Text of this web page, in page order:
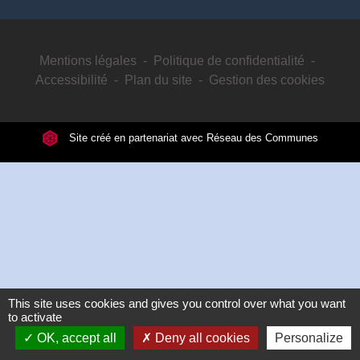
Mentions légales - Politique de confidentialité -
Accessibilité - Plan du site - Gestion des cookies
Site créé en partenariat avec Réseau des Communes
This site uses cookies and gives you control over what you want
to activate
OK, accept all
Deny all cookies Personalize